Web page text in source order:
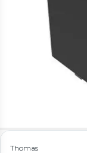
Thomas